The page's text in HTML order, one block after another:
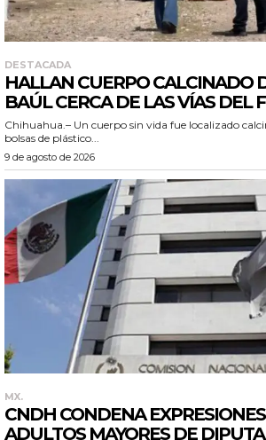
DESTACADA
HALLAN CUERPO CALCINADO
BAÚL CERCA DE LAS VÍAS DEL
Chihuahua.– Un cuerpo sin vida fue localizado
bolsas de plástico...
9 de agosto de 2026
MX.
CNDH CONDENA
ADULTOS MAYORES DE